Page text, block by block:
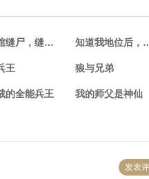
殡仪馆缝尸，缝到相亲对象 知道我地位
王 狼与兄弟
的全能兵王 我的师父是神仙
发表